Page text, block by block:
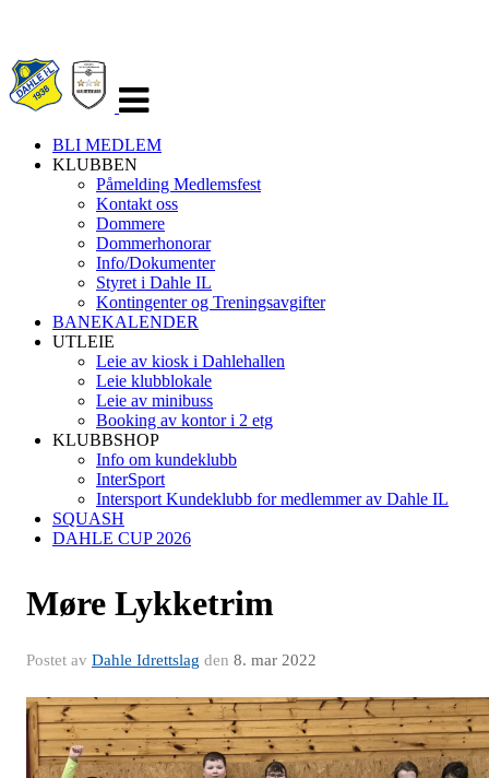
navigasjon
BLI MEDLEM
KLUBBEN
Påmelding Medlemsfest
Kontakt oss
Dommere
Dommerhonorar
Info/Dokumenter
Styret i Dahle IL
Kontingenter og Treningsavgifter
BANEKALENDER
UTLEIE
Leie av kiosk i Dahlehallen
Leie klubblokale
Leie av minibuss
Booking av kontor i 2 etg
KLUBBSHOP
Info om kundeklubb
InterSport
Intersport Kundeklubb for medlemmer av Dahle IL
SQUASH
DAHLE CUP 2026
Møre Lykketrim
Postet av Dahle Idrettslag den 8. mar 2022